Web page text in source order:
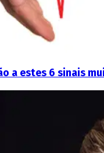
a estes 6 sinais